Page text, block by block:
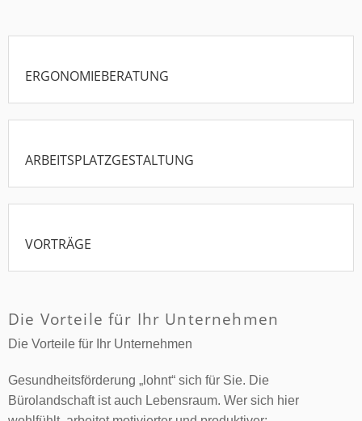
ERGONOMIEBERATUNG
ARBEITSPLATZGESTALTUNG
VORTRÄGE
Die Vorteile für Ihr Unternehmen
Die Vorteile für Ihr Unternehmen
Gesundheitsförderung „lohnt“ sich für Sie. Die
Bürolandschaft ist auch Lebensraum. Wer sich hier